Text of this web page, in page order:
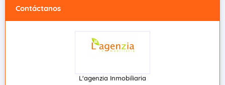
Contáctanos
L'agenzia Inmobiliaria